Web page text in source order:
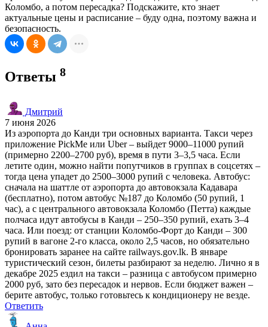
Коломбо, а потом пересадка? Подскажите, кто знает
актуальные цены и расписание – буду одна, поэтому важна и
безопасность.
Ответы 8
Дмитрий
7 июня 2026
Из аэропорта до Канди три основных варианта. Такси через
приложение PickMe или Uber – выйдет 9000–11000 рупий
(примерно 2200–2700 руб), время в пути 3–3,5 часа. Если
летите один, можно найти попутчиков в группах в соцсетях –
тогда цена упадет до 2500–3000 рупий с человека. Автобус:
сначала на шаттле от аэропорта до автовокзала Кадавара
(бесплатно), потом автобус №187 до Коломбо (50 рупий, 1
час), а с центрального автовокзала Коломбо (Петта) каждые
полчаса идут автобусы в Канди – 250–350 рупий, ехать 3–4
часа. Или поезд: от станции Коломбо-Форт до Канди – 300
рупий в вагоне 2-го класса, около 2,5 часов, но обязательно
бронировать заранее на сайте railways.gov.lk. В январе
туристический сезон, билеты разбирают за неделю. Лично я в
декабре 2025 ездил на такси – разница с автобусом примерно
2000 руб, зато без пересадок и нервов. Если бюджет важен –
берите автобус, только готовьтесь к кондиционеру не везде.
Ответить